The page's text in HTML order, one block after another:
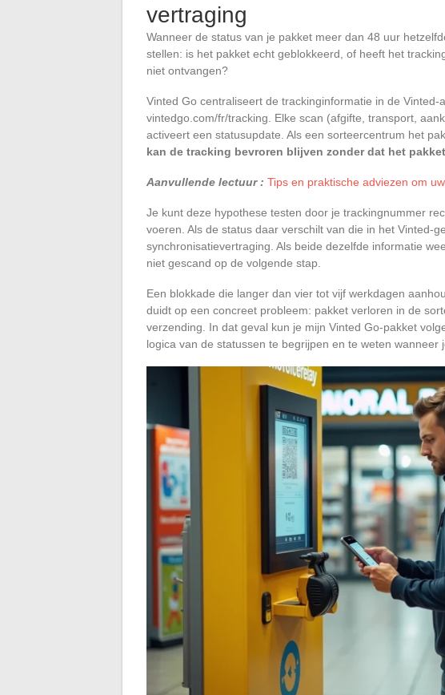
vertraging
Wanneer de status van je pakket meer dan 48 uur
stellen: is het pakket echt geblokkeerd, of heeft het
niet ontvangen?
Vinted Go centraliseert de trackinginformatie in de Vinted-
vintedgo.com/fr/tracking. Elke scan (afgifte, transport,
activeert een statusupdate. Als een sorteercentrum het
kan de tracking bevroren blijven zonder dat het
Aanvullende lectuur : Tips en praktische adviezen om
Je kunt deze hypothese testen door je trackingnummer
voeren. Als de status daar verschilt van die in het Vinted-
synchronisatievertraging. Als beide dezelfde informatie
niet gescand op de volgende stap.
Een blokkade die langer dan vier tot vijf werkdagen
duidt op een concreet probleem: pakket verloren in de
verzending. In dat geval kun je mijn Vinted Go-pakket
logica van de statussen te begrijpen en te weten wanneer